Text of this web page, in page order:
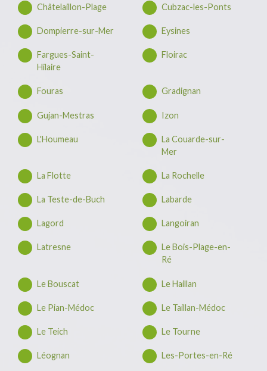
Châtelaillon-Plage Cubzac-les-Ponts
Dompierre-sur-Mer Eysines
Fargues-Saint-
Hilaire
Floirac
Fouras Gradignan
Gujan-Mestras Izon
L'Houmeau
La Couarde-sur-
Mer
La Flotte La Rochelle
La Teste-de-Buch Labarde
Lagord Langoiran
Latresne
Le Bois-Plage-en-
Ré
Le Bouscat Le Haillan
Le Pian-Médoc Le Taillan-Médoc
Le Teich Le Tourne
Léognan Les-Portes-en-Ré